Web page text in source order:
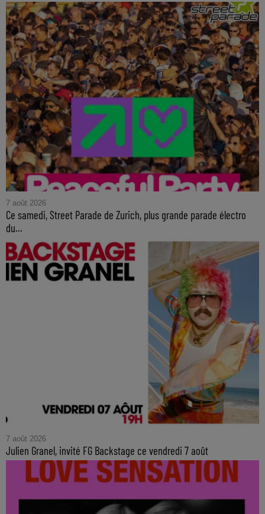
7 août 2026
Ce samedi, Street Parade de Zurich, plus grande parade électro
du...
7 août 2026
Julien Granel, invité FG Backstage ce vendredi 7 août